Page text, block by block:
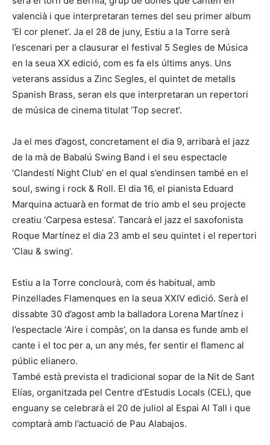
valencià i que interpretaran temes del seu primer album
‘El cor plenet’. Ja el 28 de juny, Estiu a la Torre serà
l’escenari per a clausurar el festival 5 Segles de Música
en la seua XX edició, com es fa els últims anys. Uns
veterans assidus a Zinc Segles, el quintet de metalls
Spanish Brass, seran els que interpretaran un repertori
de música de cinema titulat ‘Top secret’.
Ja el mes d’agost, concretament el dia 9, arribarà el jazz
de la mà de Babalú Swing Band i el seu espectacle
‘Clandestí Night Club’ en el qual s’endinsen també en el
soul, swing i rock & Roll. El dia 16, el pianista Eduard
Marquina actuarà en format de trio amb el seu projecte
creatiu ‘Carpesa estesa’. Tancarà el jazz el saxofonista
Roque Martínez el dia 23 amb el seu quintet i el repertori
‘Clau & swing’.
Estiu a la Torre conclourà, com és habitual, amb
Pinzellades Flamenques en la seua XXIV edició. Serà el
dissabte 30 d’agost amb la balladora Lorena Martínez i
l’espectacle ‘Aire i compàs’, on la dansa es funde amb el
cante i el toc per a, un any més, fer sentir el flamenc al
públic elianero.
També està prevista el tradicional sopar de la Nit de Sant
Elías, organitzada pel Centre d’Estudis Locals (CEL), que
enguany se celebrarà el 20 de juliol al Espai Al Tall i que
comptarà amb l’actuació de Pau Alabajos.